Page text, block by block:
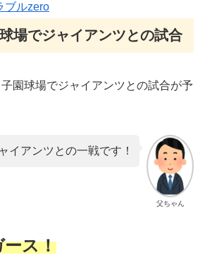
ブルzero
場でジャイアンツとの試合
園球場でジャイアンツとの試合が予
父ちゃん
イアンツとの一戦です！
ース！